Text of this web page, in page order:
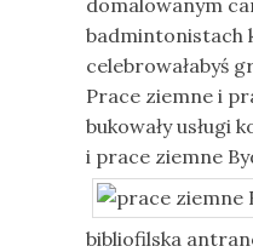
domalowanym
badmintonistach
celebrowałabyś
Prace ziemne i
bukowały usługi
i prace ziemne
bibliofilska